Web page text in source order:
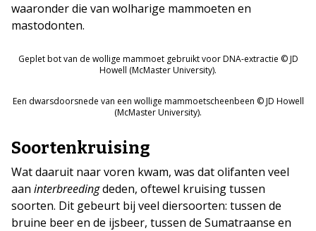
waaronder die van wolharige mammoeten en
mastodonten.
Geplet bot van de wollige mammoet gebruikt voor DNA-extractie © JD
Howell (McMaster University).
Een dwarsdoorsnede van een wollige mammoetscheenbeen © JD Howell
(McMaster University).
Soortenkruising
Wat daaruit naar voren kwam, was dat olifanten veel
aan interbreedingdeden, oftewel kruising tussen
soorten. Dit gebeurt bij veel diersoorten: tussen de
bruine beer en de ijsbeer, tussen de Sumatraanse en